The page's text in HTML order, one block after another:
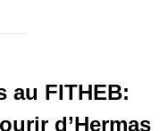
au FITHEB:
d’Hermas